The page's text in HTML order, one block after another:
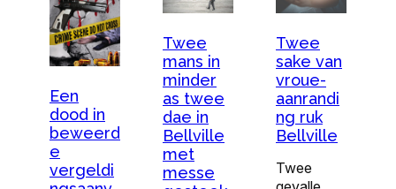
Een
dood in
beweerd
e
vergeldi
Twee
mans in
minder
as twee
dae in
Bellville
met
messe
Twee
sake van
vroue-
aanrandi
ng ruk
Bellville
Twee